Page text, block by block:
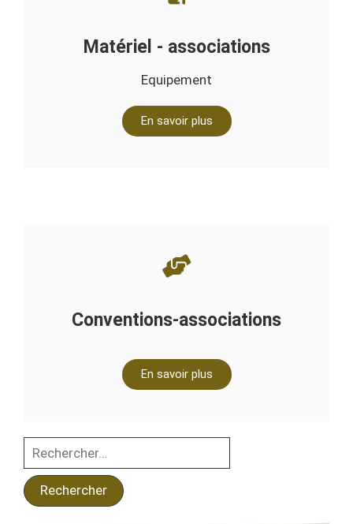
Matériel - associations​
Equipement
En savoir plus
Conventions-associations​
En savoir plus